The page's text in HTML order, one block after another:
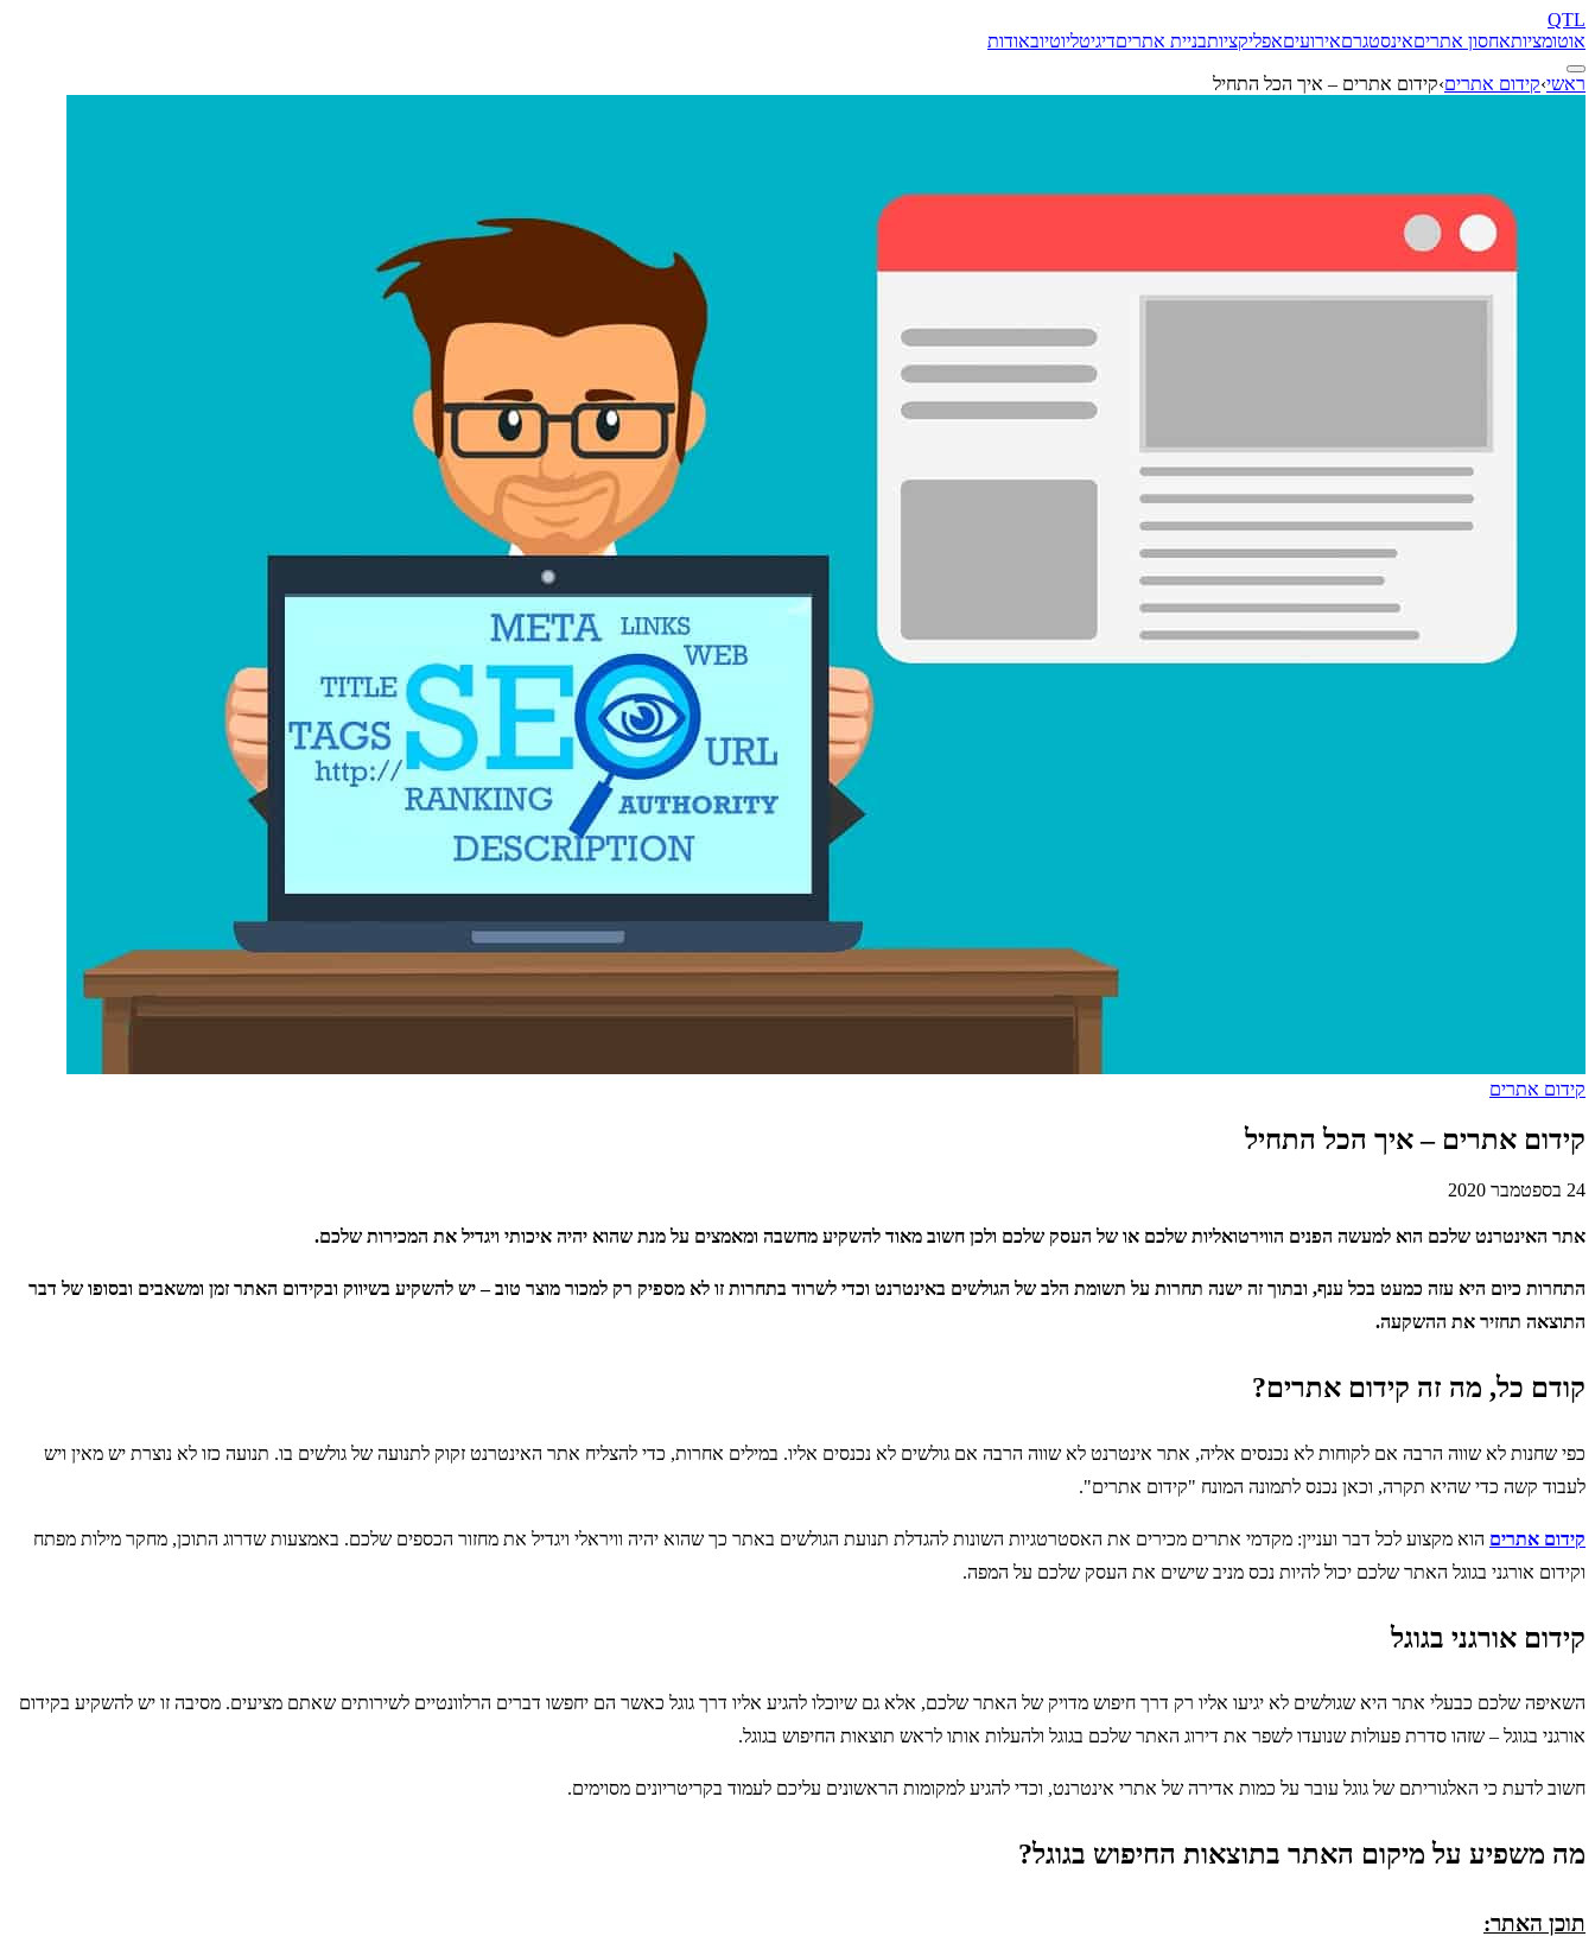
QTL
אוטומציותאחסון אתריםאינסטגרםאירועיםאפליקציותבניית אתריםדיגיטליוטיובאודות
ראשי›קידום אתרים›קידום אתרים – איך הכל התחיל
קידום אתרים
קידום אתרים – איך הכל התחיל
24 בספטמבר 2020
אתר האינטרנט שלכם הוא למעשה הפנים הווירטואליות שלכם או של העסק שלכם ולכן חשוב מאוד להשקיע מחשבה ומאמצים על מנת שהוא יהיה איכותי ויגדיל את המכירות שלכם.
התחרות כיום היא עזה כמעט בכל ענף, ובתוך זה ישנה תחרות על תשומת הלב של הגולשים באינטרנט וכדי לשרוד בתחרות זו לא מספיק רק למכור מוצר טוב – יש להשקיע בשיווק ובקידום האתר זמן ומשאבים ובסופו של דבר
התוצאה תחזיר את ההשקעה.
קודם כל, מה זה קידום אתרים?
כפי שחנות לא שווה הרבה אם לקוחות לא נכנסים אליה, אתר אינטרנט לא שווה הרבה אם גולשים לא נכנסים אליו. במילים אחרות, כדי להצליח אתר האינטרנט זקוק לתנועה של גולשים בו. תנועה כזו לא נוצרת יש מאין ויש
לעבוד קשה כדי שהיא תקרה, וכאן נכנס לתמונה המונח "קידום אתרים".
קידום אתרים הוא מקצוע לכל דבר ועניין: מקדמי אתרים מכירים את האסטרטגיות השונות להגדלת תנועת הגולשים באתר כך שהוא יהיה וויראלי ויגדיל את מחזור הכספים שלכם. באמצעות שדרוג התוכן, מחקר מילות מפתח
וקידום אורגני בגוגל האתר שלכם יכול להיות נכס מניב שישים את העסק שלכם על המפה.
קידום אורגני בגוגל
השאיפה שלכם כבעלי אתר היא שגולשים לא יגיעו אליו רק דרך חיפוש מדויק של האתר שלכם, אלא גם שיוכלו להגיע אליו דרך גוגל כאשר הם יחפשו דברים הרלוונטיים לשירותים שאתם מציעים. מסיבה זו יש להשקיע בקידום
אורגני בגוגל – שזהו סדרת פעולות שנועדו לשפר את דירוג האתר שלכם בגוגל ולהעלות אותו לראש תוצאות החיפוש בגוגל.
חשוב לדעת כי האלגוריתם של גוגל עובר על כמות אדירה של אתרי אינטרנט, וכדי להגיע למקומות הראשונים עליכם לעמוד בקריטריונים מסוימים.
מה משפיע על מיקום האתר בתוצאות החיפוש בגוגל?
תוכן האתר: